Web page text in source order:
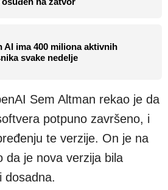
AI ima 400 miliona aktivnih
svake nedelje
Sem Altman rekao je da
potpuno završeno, i
te verzije. On je na
da je nova verzija bila
dosadna.